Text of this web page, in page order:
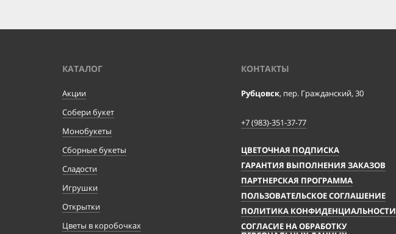
КАТАЛОГ
Акции
Собери букет
Монобукеты
Сборные букеты
Сладости
Игрушки
Открытки
Цветы в коробочках
КОНТАКТЫ
Рубцовск, пер. Гражданский, 30
+7 (983)-351-37-77
ЦВЕТОЧНАЯ ПОДПИСКА
ГАРАНТИЯ ВЫПОЛНЕНИЯ ЗАКАЗОВ
ПАРТНЕРСКАЯ ПРОГРАММА
ПОЛЬЗОВАТЕЛЬСКОЕ СОГЛАШЕНИЕ
ПОЛИТИКА КОНФИДЕНЦИАЛЬНОСТИ
СОГЛАСИЕ НА ОБРАБОТКУ